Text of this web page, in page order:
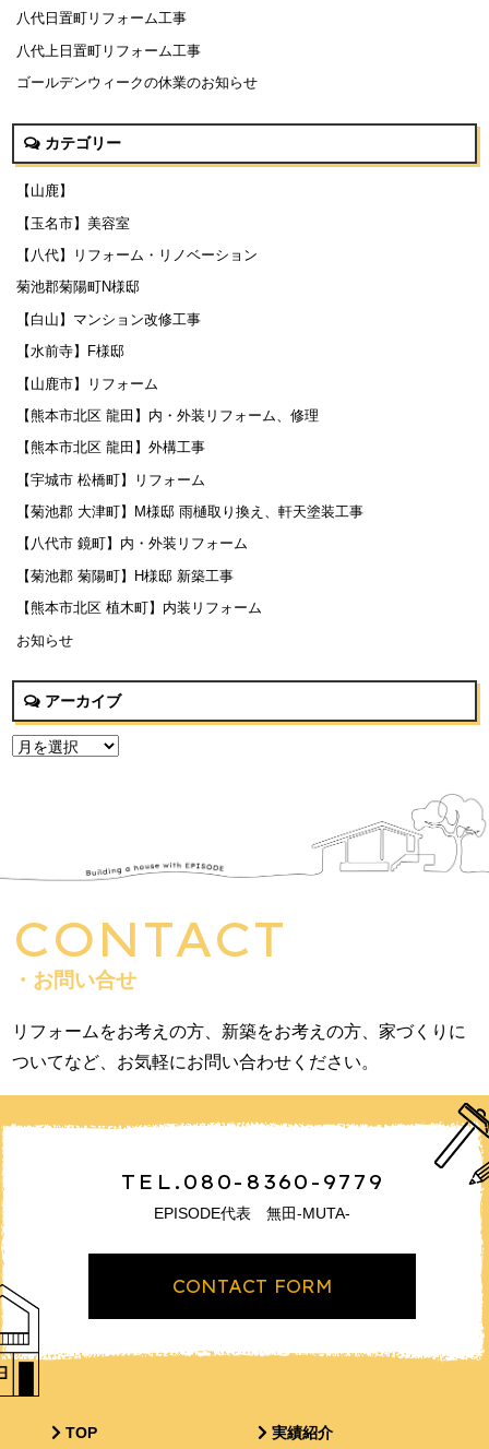
八代日置町リフォーム工事
八代上日置町リフォーム工事
ゴールデンウィークの休業のお知らせ
カテゴリー
【山鹿】
【玉名市】美容室
【八代】リフォーム・リノベーション
菊池郡菊陽町N様邸
【白山】マンション改修工事
【水前寺】F様邸
【山鹿市】リフォーム
【熊本市北区 龍田】内・外装リフォーム、修理
【熊本市北区 龍田】外構工事
【宇城市 松橋町】リフォーム
【菊池郡 大津町】M様邸 雨樋取り換え、軒天塗装工事
【八代市 鏡町】内・外装リフォーム
【菊池郡 菊陽町】H様邸 新築工事
【熊本市北区 植木町】内装リフォーム
お知らせ
アーカイブ
CONTACT
・お問い合せ
リフォームをお考えの方、新築をお考えの方、家づくりに
ついてなど、お気軽にお問い合わせください。
TEL.080-8360-9779
EPISODE代表 無田-MUTA-
CONTACT FORM
TOP 実績紹介